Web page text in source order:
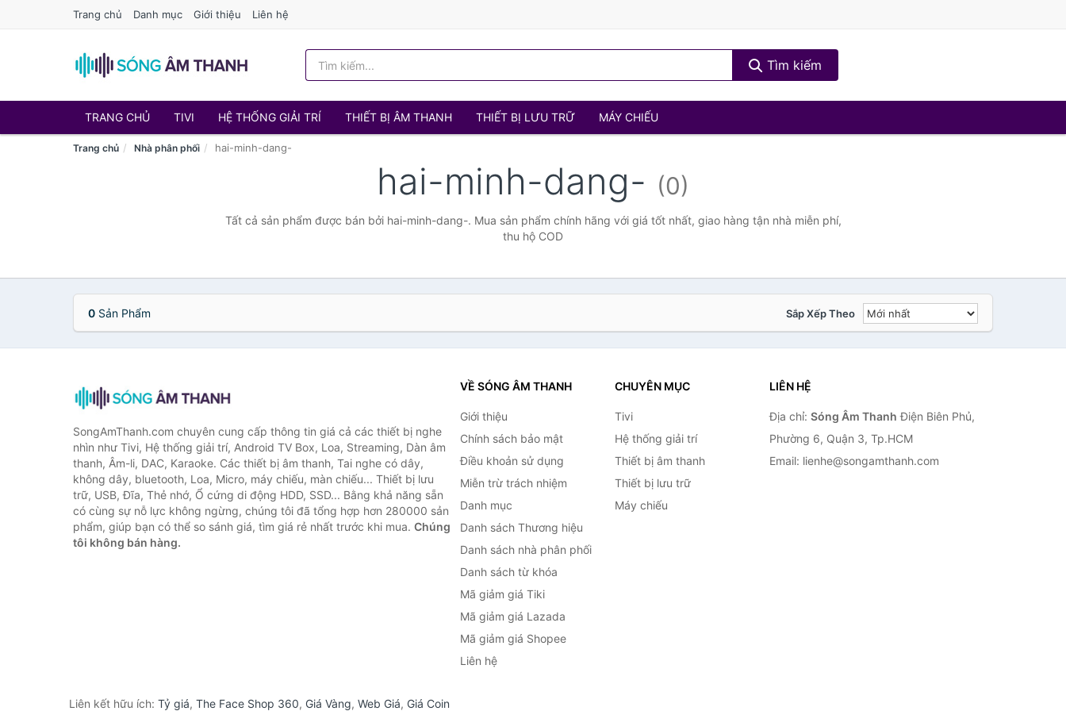
Trang chủ Danh mục Giới thiệu Liên hệ
Tìm kiếm
TRANG CHỦ TIVI HỆ THỐNG GIẢI TRÍ THIẾT BỊ ÂM THANH THIẾT BỊ LƯU TRỮ MÁY CHIẾU
Trang chủ Nhà phân phối hai-minh-dang-
hai-minh-dang- (0)
Tất cả sản phẩm được bán bởi hai-minh-dang-. Mua sản phẩm chính hãng với giá tốt nhất, giao hàng tận nhà miễn phí,
thu hộ COD
0 Sản Phẩm Sắp Xếp Theo
SongAmThanh.com chuyên cung cấp thông tin giá cả các thiết bị nghe
nhìn như Tivi, Hệ thống giải trí, Android TV Box, Loa, Streaming, Dàn âm
thanh, Âm-li, DAC, Karaoke. Các thiết bị âm thanh, Tai nghe có dây,
không dây, bluetooth, Loa, Micro, máy chiếu, màn chiếu... Thiết bị lưu
trữ, USB, Đĩa, Thẻ nhớ, Ổ cứng di động HDD, SSD... Bằng khả năng sẵn
có cùng sự nỗ lực không ngừng, chúng tôi đã tổng hợp hơn 280000 sản
phẩm, giúp bạn có thể so sánh giá, tìm giá rẻ nhất trước khi mua. Chúng
tôi không bán hàng.
VỀ SÓNG ÂM THANH
Giới thiệu
Chính sách bảo mật
Điều khoản sử dụng
Miễn trừ trách nhiệm
Danh mục
Danh sách Thương hiệu
Danh sách nhà phân phối
Danh sách từ khóa
Mã giảm giá Tiki
Mã giảm giá Lazada
Mã giảm giá Shopee
Liên hệ
CHUYÊN MỤC
Tivi
Hệ thống giải trí
Thiết bị âm thanh
Thiết bị lưu trữ
Máy chiếu
LIÊN HỆ
Địa chỉ: Sóng Âm Thanh Điện Biên Phủ,
Phường 6, Quận 3, Tp.HCM
Email: lienhe@songamthanh.com
Liên kết hữu ích: Tỷ giá, The Face Shop 360, Giá Vàng, Web Giá, Giá Coin